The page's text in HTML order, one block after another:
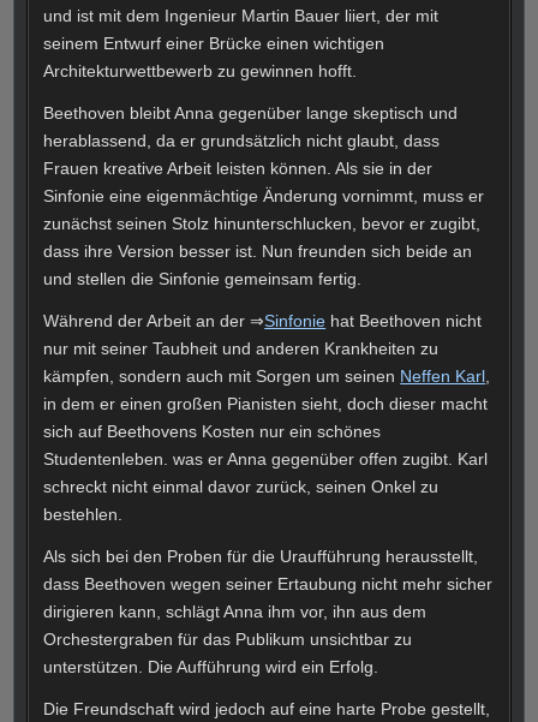
und ist mit dem Ingenieur Martin Bauer liiert, der mit
seinem Entwurf einer Brücke einen wichtigen
Architekturwettbewerb zu gewinnen hofft.
Beethoven bleibt Anna gegenüber lange skeptisch und
herablassend, da er grundsätzlich nicht glaubt, dass
Frauen kreative Arbeit leisten können. Als sie in der
Sinfonie eine eigenmächtige Änderung vornimmt, muss er
zunächst seinen Stolz hinunterschlucken, bevor er zugibt,
dass ihre Version besser ist. Nun freunden sich beide an
und stellen die Sinfonie gemeinsam fertig.
Während der Arbeit an der ⇒Sinfonie hat Beethoven nicht
nur mit seiner Taubheit und anderen Krankheiten zu
kämpfen, sondern auch mit Sorgen um seinen Neffen Karl,
in dem er einen großen Pianisten sieht, doch dieser macht
sich auf Beethovens Kosten nur ein schönes
Studentenleben. was er Anna gegenüber offen zugibt. Karl
schreckt nicht einmal davor zurück, seinen Onkel zu
bestehlen.
Als sich bei den Proben für die Uraufführung herausstellt,
dass Beethoven wegen seiner Ertaubung nicht mehr sicher
dirigieren kann, schlägt Anna ihm vor, ihn aus dem
Orchestergraben für das Publikum unsichtbar zu
unterstützen. Die Aufführung wird ein Erfolg.
Die Freundschaft wird jedoch auf eine harte Probe gestellt,